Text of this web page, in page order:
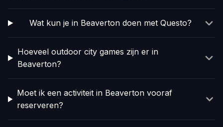
Wat kun je in Beaverton doen met Questo?
Hoeveel outdoor city games zijn er in
Beaverton?
Moet ik een activiteit in Beaverton vooraf
reserveren?